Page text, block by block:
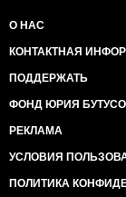
О НАС
КОНТАКТНАЯ
ПОДДЕРЖАТЬ
ФОНД ЮРИЯ
РЕКЛАМА
УСЛОВИЯ
ПОЛИТИКА